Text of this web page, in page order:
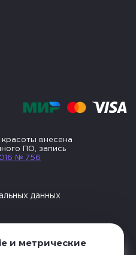
красоты внесена
ПО, запись
№ 756
данных
и метрические